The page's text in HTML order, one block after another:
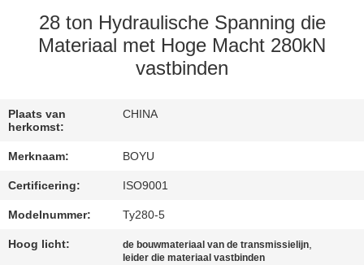
KWALITEITSCONTROLE
CONTACTEER
VERZOEK
OM EEN
CITAAT
28 ton Hydraulische Spanning die
Materiaal met Hoge Macht 280kN
vastbinden
Plaats van
herkomst:
CHINA
Merknaam: BOYU
Certificering: ISO9001
Modelnummer: Ty280-5
Hoog licht: de bouwmateriaal van de transmissielijn,
leider die materiaal vastbinden